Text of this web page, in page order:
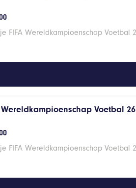
FIFA Wereldkampioenschap
Wereldkampioenschap Voetbal
FIFA Wereldkampioenschap